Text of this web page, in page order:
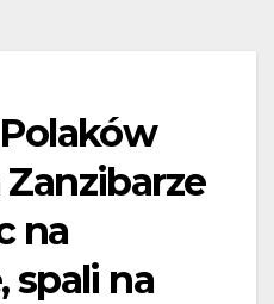
na
spali na